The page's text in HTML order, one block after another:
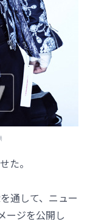
た。
通して、ニュー
ージを公開し